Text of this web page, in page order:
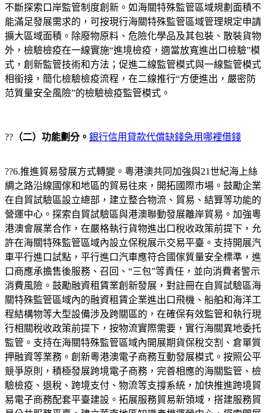
不斷探索口岸監管制度創新。如海關特殊監管區域規劃面積不
能滿足發展需求的，可按現行海關特殊監管區域管理規定申請
擴大區域面積。除廢物原料、危險化學品及其包裝、散裝貨物
外，檢驗檢疫在一線實施“進境檢疫，適當放寬進出口檢驗”模
式，創新監管技術和方法；促進二線監管模式與一線監管模式
相銜接，簡化檢驗檢疫流程，在二線推行“方便進出，嚴密防
范質量安全風險”的檢驗檢疫監管模式。
?? （二）功能劃分。 銀行信用貸款代償缺錢急用哪裡借錢
??6.推進貿易發展方式轉變。粵港澳共同加強與21世紀海上絲
綢之路沿線國傢和地區的貿易往來，開拓國際市場。鼓勵企業
在自貿試驗區設立總部，建立整合物流、貿易、結算等功能的
營運中心。探索自貿試驗區與港澳聯動發展離岸貿易。加強粵
港澳會展業合作，在嚴格執行貨物進出口稅收政策前提下，允
許在海關特殊監管區域內設立保稅展示交易平臺。支持開展汽
車平行進口試點，平行進口汽車應符合國傢質量安全標準，進
口商應承擔售後服務、召回、“三包”等責任，並向消費者警示
消費風險。鼓勵融資租賃業創新發展，對註冊在自貿試驗區海
關特殊監管區域內的融資租賃企業進出口飛機、船舶和海洋工
程結構物等大型設備涉及跨關區的，在確保有效監管和執行現
行相關稅收政策前提下，按物流實際需要，實行海關異地委托
監管。支持在海關特殊監管區域內開展期貨保稅交割、倉單質
押融資等業務。創新粵港澳電子商務互動發展模式。按照公平
競爭原則，積極發展跨境電子商務，完善相應的海關監管、檢
驗檢疫、退稅、跨境支付、物流等支撐系統，加快推進跨境貿
易電子商務配套平臺建設。拓展服務貿易新領域，搭建服務貿